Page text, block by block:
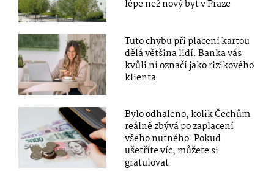
lépe než nový byt v Praze
Tuto chybu při placení kartou
dělá většina lidí. Banka vás
kvůli ní označí jako rizikového
klienta
Bylo odhaleno, kolik Čechům
reálně zbývá po zaplacení
všeho nutného. Pokud
ušetříte víc, můžete si
gratulovat